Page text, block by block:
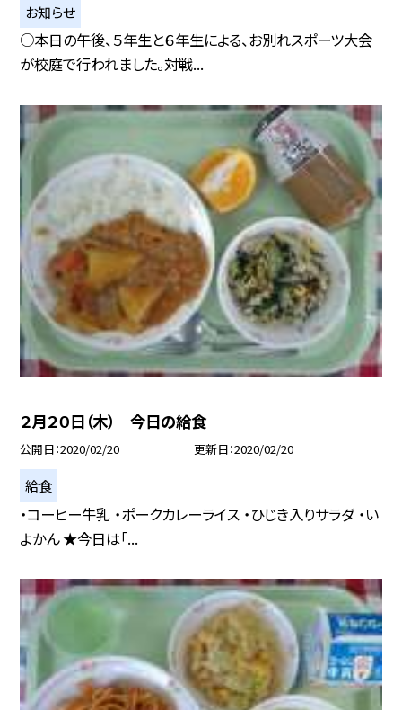
お知らせ
○本日の午後、５年生と６年生による、お別れスポーツ大会
が校庭で行われました。対戦...
２月２０日（木） 今日の給食
公開日 2020/02/20 更新日 2020/02/20
給食
・コーヒー牛乳 ・ポークカレーライス ・ひじき入りサラダ ・い
よかん ★今日は「...